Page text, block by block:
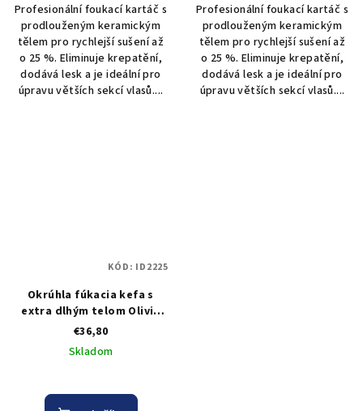
Profesionální foukací kartáč s
prodlouženým keramickým
tělem pro rychlejší sušení až
o 25 %. Eliminuje krepatění,
dodává lesk a je ideální pro
úpravu větších sekcí vlasů....
Profesionální foukací kartáč s
prodlouženým keramickým
tělem pro rychlejší sušení až
o 25 %. Eliminuje krepatění,
dodává lesk a je ideální pro
úpravu větších sekcí vlasů....
Okrúhla fúkacia kefa s
extra dlhým telom Olivia
Garden Expert Blowout
Speed Pastel Pink 65 mm
€36,80
Skladom
KÓD: ID2225